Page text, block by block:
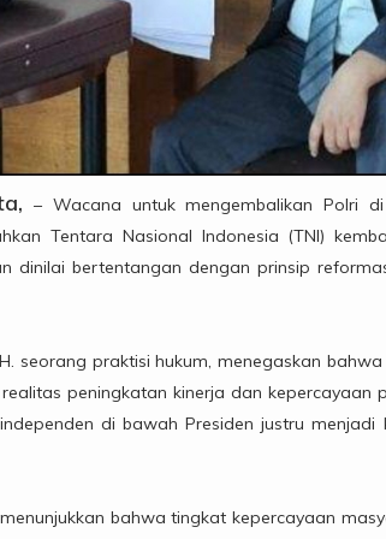
– Wacana untuk mengembalikan Polri
Tentara Nasional Indonesia (TNI)
dinilai bertentangan dengan prinsip
seorang praktisi hukum, menegaskan
peningkatan kinerja dan kepercayaan
di bawah Presiden justru
bahwa tingkat kepercayaan